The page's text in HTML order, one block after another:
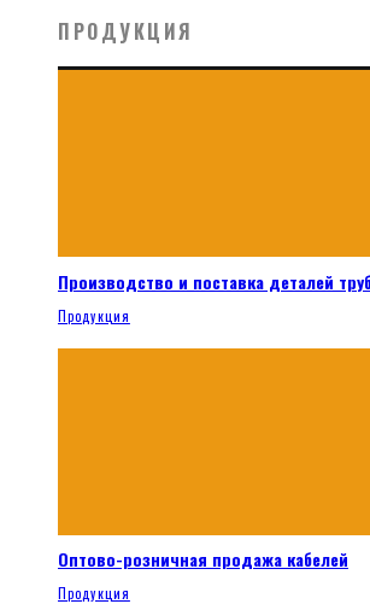
ПРОДУКЦИЯ
Производство и поставка деталей
Продукция
Оптово-розничная продажа кабелей
Продукция